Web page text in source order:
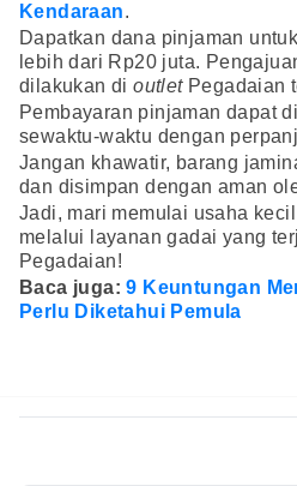
Kendaraan.
Dapatkan dana pinjaman
lebih dari Rp20 juta.
dilakukan dioutletPegadaian
Pembayaran pinjaman dapat
sewaktu-waktu dengan
Jangan khawatir, barang
dan disimpan dengan aman
Jadi, mari memulai usaha
melalui layanan gadai yang
Pegadaian!
Baca juga:9 Keuntungan
Perlu Diketahui Pemula